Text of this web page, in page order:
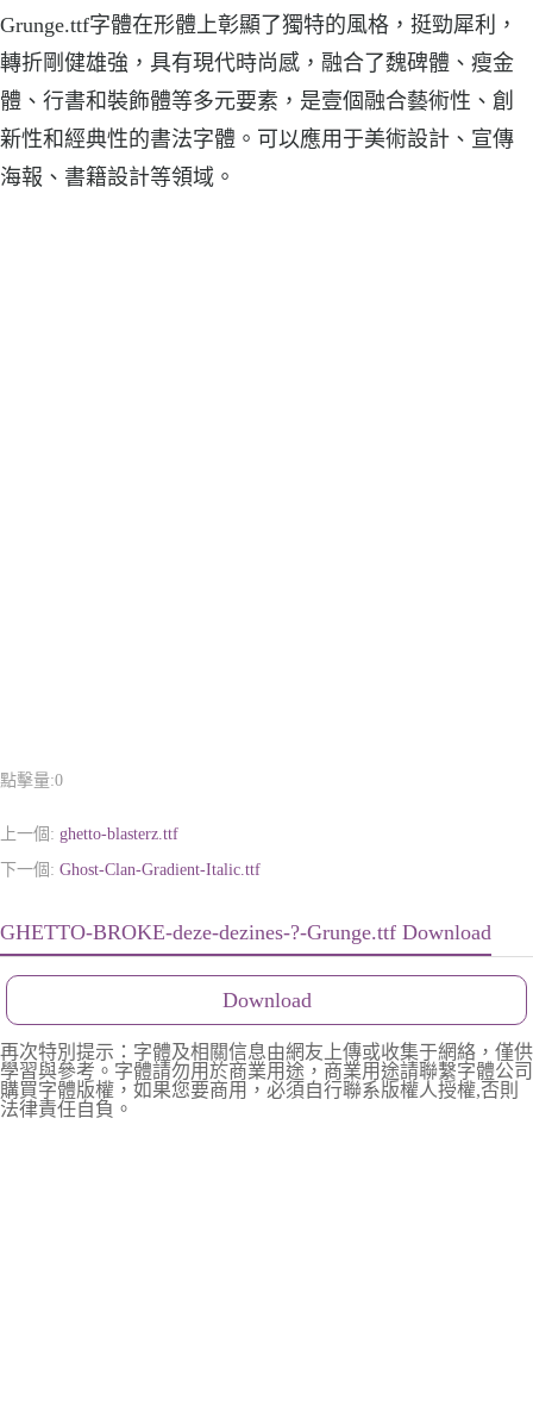
Grunge.ttf字體在形體上彰顯了獨特的風格，挺勁犀利，
轉折剛健雄強，具有現代時尚感，融合了魏碑體、瘦金
體、行書和裝飾體等多元要素，是壹個融合藝術性、創
新性和經典性的書法字體。可以應用于美術設計、宣傳
海報、書籍設計等領域。
點擊量:0
上一個: ghetto-blasterz.ttf
下一個: Ghost-Clan-Gradient-Italic.ttf
GHETTO-BROKE-deze-dezines-?-Grunge.ttf Download
Download
再次特別提示：字體及相關信息由網友上傳或收集于網絡，僅供
學習與參考。字體請勿用於商業用途，商業用途請聯繫字體公司
購買字體版權，如果您要商用，必須自行聯系版權人授權,否則
法律責任自負。